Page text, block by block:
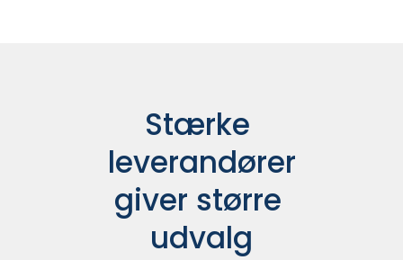
Stærke
leverandører
giver større
udvalg